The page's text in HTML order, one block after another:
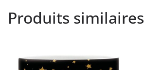
Produits similaires